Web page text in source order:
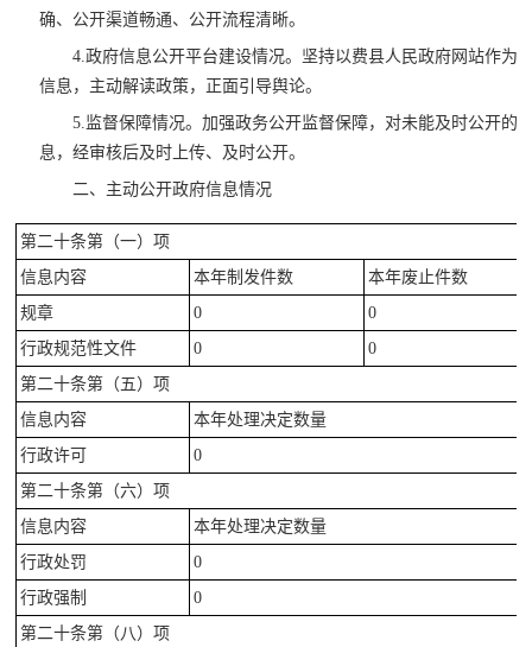
确、公开渠道畅通、公开流程清晰。
4.政府信息公开平台建设情况。坚持以费县人民政府网站作为
信息，主动解读政策，正面引导舆论。
5.监督保障情况。加强政务公开监督保障，对未能及时公开的
息，经审核后及时上传、及时公开。
二、主动公开政府信息情况
第二十条第（一）项
信息内容
本年制发件数
本年废止件数
规章
0
0
行政规范性文件
0
0
第二十条第（五）项
信息内容
本年处理决定数量
行政许可
0
第二十条第（六）项
信息内容
本年处理决定数量
行政处罚
0
行政强制
0
第二十条第（八）项